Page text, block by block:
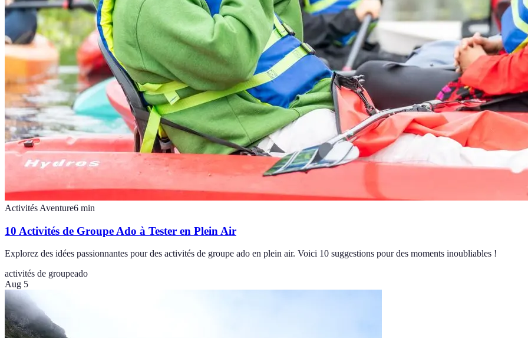
Activités Aventure6 min
10 Activités de Groupe Ado à Tester en Plein Air
Explorez des idées passionnantes pour des activités de groupe ado en plein air. Voici 10 suggestions pour des moments inoubliables !
activités de groupeado
Aug 5